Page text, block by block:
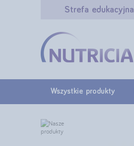
Strefa edukacyjna
Wszystkie produkty